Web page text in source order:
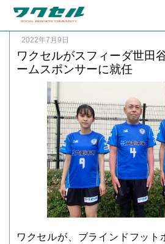
2022年7月9日
ワクセルがスフィーダ世田
ームスポンサーに就任
ワクセルが、ブラインドフット